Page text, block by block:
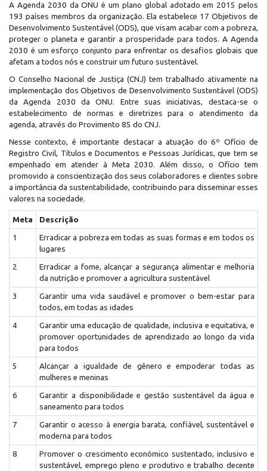
A Agenda 2030 da ONU é um plano global adotado em 2015 pelos
193 países membros da organização. Ela estabelece 17 Objetivos de
Desenvolvimento Sustentável (ODS), que visam acabar com a pobreza,
proteger o planeta e garantir a prosperidade para todos. A Agenda
2030 é um esforço conjunto para enfrentar os desafios globais que
afetam a todos nós e construir um futuro sustentável.
O Conselho Nacional de Justiça (CNJ) tem trabalhado ativamente na
implementação dos Objetivos de Desenvolvimento Sustentável (ODS)
da Agenda 2030 da ONU. Entre suas iniciativas, destaca-se o
estabelecimento de normas e diretrizes para o atendimento da
agenda, através do Provimento 85 do CNJ.
Nesse contexto, é importante destacar a atuação do 6º Ofício de
Registro Civil, Títulos e Documentos e Pessoas Jurídicas, que tem se
empenhado em atender à Meta 2030. Além disso, o Ofício tem
promovido a conscientização dos seus colaboradores e clientes sobre
a importância da sustentabilidade, contribuindo para disseminar esses
valores na sociedade.
Meta
Descrição
1
Erradicar a pobreza em todas as suas formas e em todos os
lugares
2
Erradicar a fome, alcançar a segurança alimentar e melhoria
da nutrição e promover a agricultura sustentável
3
Garantir uma vida saudável e promover o bem-estar para
todos, em todas as idades
4
Garantir uma educação de qualidade, inclusiva e equitativa, e
promover oportunidades de aprendizado ao longo da vida
para todos
5
Alcançar a igualdade de gênero e empoderar todas as
mulheres e meninas
6
Garantir a disponibilidade e gestão sustentável da água e
saneamento para todos
7
Garantir o acesso à energia barata, confiável, sustentável e
moderna para todos
8
Promover o crescimento econômico sustentado, inclusivo e
sustentável, emprego pleno e produtivo e trabalho decente